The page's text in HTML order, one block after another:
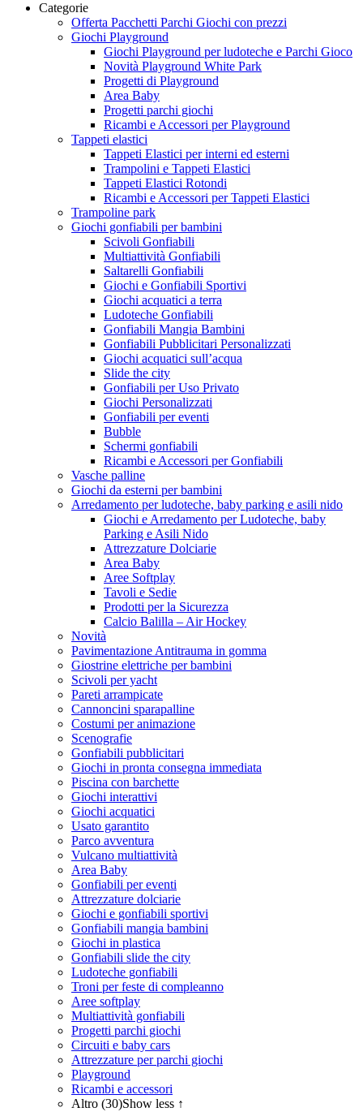
Categorie
Offerta Pacchetti Parchi Giochi con prezzi
Giochi Playground
Giochi Playground per ludoteche e Parchi Gioco
Novità Playground White Park
Progetti di Playground
Area Baby
Progetti parchi giochi
Ricambi e Accessori per Playground
Tappeti elastici
Tappeti Elastici per interni ed esterni
Trampolini e Tappeti Elastici
Tappeti Elastici Rotondi
Ricambi e Accessori per Tappeti Elastici
Trampoline park
Giochi gonfiabili per bambini
Scivoli Gonfiabili
Multiattività Gonfiabili
Saltarelli Gonfiabili
Giochi e Gonfiabili Sportivi
Giochi acquatici a terra
Ludoteche Gonfiabili
Gonfiabili Mangia Bambini
Gonfiabili Pubblicitari Personalizzati
Giochi acquatici sull’acqua
Slide the city
Gonfiabili per Uso Privato
Giochi Personalizzati
Gonfiabili per eventi
Bubble
Schermi gonfiabili
Ricambi e Accessori per Gonfiabili
Vasche palline
Giochi da esterni per bambini
Arredamento per ludoteche, baby parking e asili nido
Giochi e Arredamento per Ludoteche, baby
Parking e Asili Nido
Attrezzature Dolciarie
Area Baby
Aree Softplay
Tavoli e Sedie
Prodotti per la Sicurezza
Calcio Balilla – Air Hockey
Novità
Pavimentazione Antitrauma in gomma
Giostrine elettriche per bambini
Scivoli per yacht
Pareti arrampicate
Cannoncini sparapalline
Costumi per animazione
Scenografie
Gonfiabili pubblicitari
Giochi in pronta consegna immediata
Piscina con barchette
Giochi interattivi
Giochi acquatici
Usato garantito
Parco avventura
Vulcano multiattività
Area Baby
Gonfiabili per eventi
Attrezzature dolciarie
Giochi e gonfiabili sportivi
Gonfiabili mangia bambini
Giochi in plastica
Gonfiabili slide the city
Ludoteche gonfiabili
Troni per feste di compleanno
Aree softplay
Multiattività gonfiabili
Progetti parchi giochi
Circuiti e baby cars
Attrezzature per parchi giochi
Playground
Ricambi e accessori
Altro (30)Show less ↑